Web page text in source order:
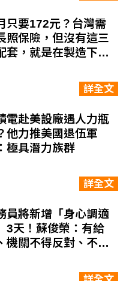
只要172元？台灣需
照保險，但沒有這三
套，就是在製造下一
詳全文
電赴美設廠遇人力瓶
他力推美國退伍軍
極具潛力族群
詳全文
員將新增「身心調適
3天！蘇俊榮：有給
機關不得反對、不需